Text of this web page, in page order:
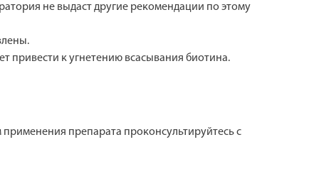
не выдаст другие рекомендации по этому
привести к угнетению всасывания биотина.
препарата проконсультируйтесь с